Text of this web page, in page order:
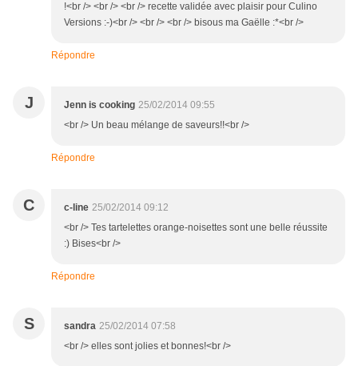
!<br /> <br /> <br /> recette validée avec plaisir pour Culino
Versions :-)<br /> <br /> <br /> bisous ma Gaëlle :*<br />
Répondre
J Jenn is cooking 25/02/2014 09:55
<br /> Un beau mélange de saveurs!!<br />
Répondre
C c-line 25/02/2014 09:12
<br /> Tes tartelettes orange-noisettes sont une belle réussite
:) Bises<br />
Répondre
S sandra 25/02/2014 07:58
<br /> elles sont jolies et bonnes!<br />